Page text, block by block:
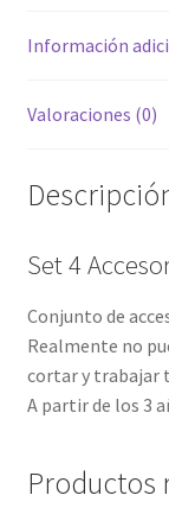
Información
Valoraciones (0)
Set 4
Conjunto de
Realmente no
cortar y trabajar
A partir de los 3
Productos